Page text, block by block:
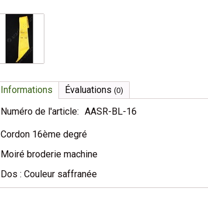
Informations Évaluations (0)
Numéro de l'article: AASR-BL-16
Cordon 16ème degré
Moiré broderie machine
Dos : Couleur saffranée